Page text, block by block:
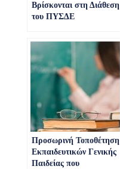
Βρίσκονται στη Διάθεση
του ΠΥΣΔΕ
Προσωρινή Τοποθέτηση
Εκπαιδευτικών Γενικής
Παιδείας που